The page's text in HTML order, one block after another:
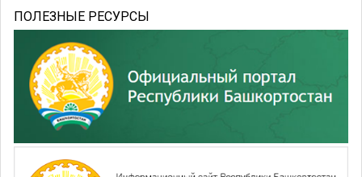
ПОЛЕЗНЫЕ РЕСУРСЫ